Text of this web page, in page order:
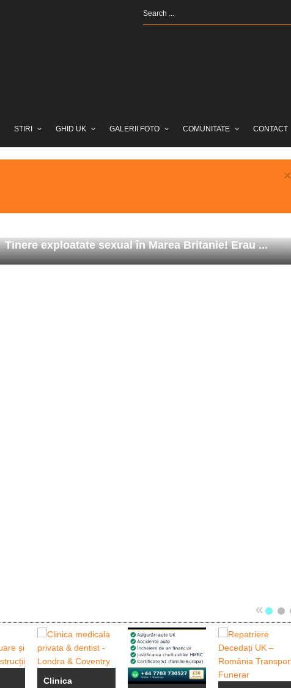
STIRI GHID UK GALERII FOTO COMUNITATE CONTACT
×
Tinere exploatate sexual în Marea Britanie! Erau ...
«
Clinica